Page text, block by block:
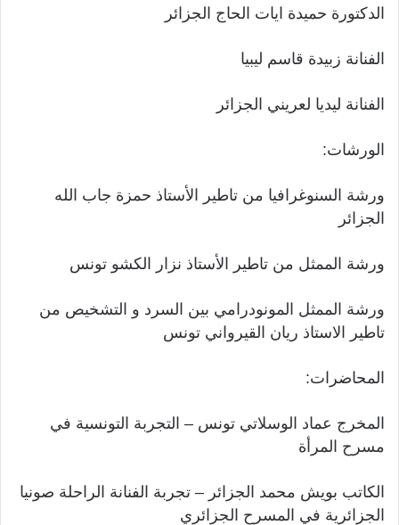
الدكتورة حميدة ايات الحاج الجزائر
الفنانة زبيدة قاسم ليبيا
الفنانة ليديا لعريني الجزائر
الورشات:
ورشة السنوغرافيا من تاطير الأستاذ حمزة جاب الله
الجزائر
ورشة الممثل من تاطير الأستاذ نزار الكشو تونس
ورشة الممثل المونودرامي بين السرد و التشخيص من
تاطير الاستاذ ريان القيرواني تونس
المحاضرات:
المخرج عماد الوسلاتي تونس – التجربة التونسية في
مسرح المرأة
الكاتب بويش محمد الجزائر – تجربة الفنانة الراحلة صونيا
الجزائرية في المسرح الجزائري